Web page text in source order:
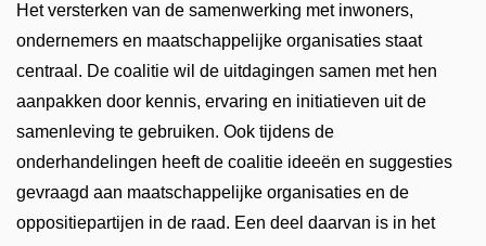
Het versterken van de samenwerking met inwoners,
ondernemers en maatschappelijke organisaties staat
centraal. De coalitie wil de uitdagingen samen met hen
aanpakken door kennis, ervaring en initiatieven uit de
samenleving te gebruiken. Ook tijdens de
onderhandelingen heeft de coalitie ideeën en suggesties
gevraagd aan maatschappelijke organisaties en de
oppositiepartijen in de raad. Een deel daarvan is in het